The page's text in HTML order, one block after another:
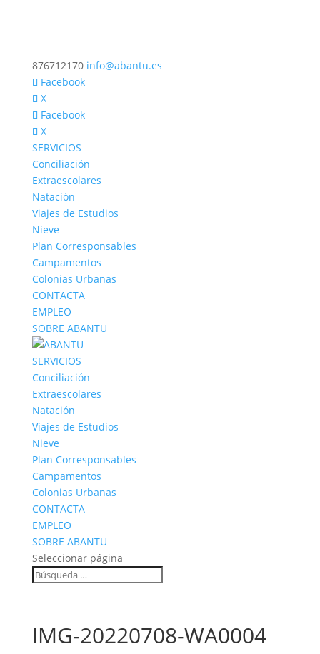
876712170 info@abantu.es
Facebook
X
Facebook
X
SERVICIOS
Conciliación
Extraescolares
Natación
Viajes de Estudios
Nieve
Plan Corresponsables
Campamentos
Colonias Urbanas
CONTACTA
EMPLEO
SOBRE ABANTU
SERVICIOS
Conciliación
Extraescolares
Natación
Viajes de Estudios
Nieve
Plan Corresponsables
Campamentos
Colonias Urbanas
CONTACTA
EMPLEO
SOBRE ABANTU
Seleccionar página
IMG-20220708-WA0004